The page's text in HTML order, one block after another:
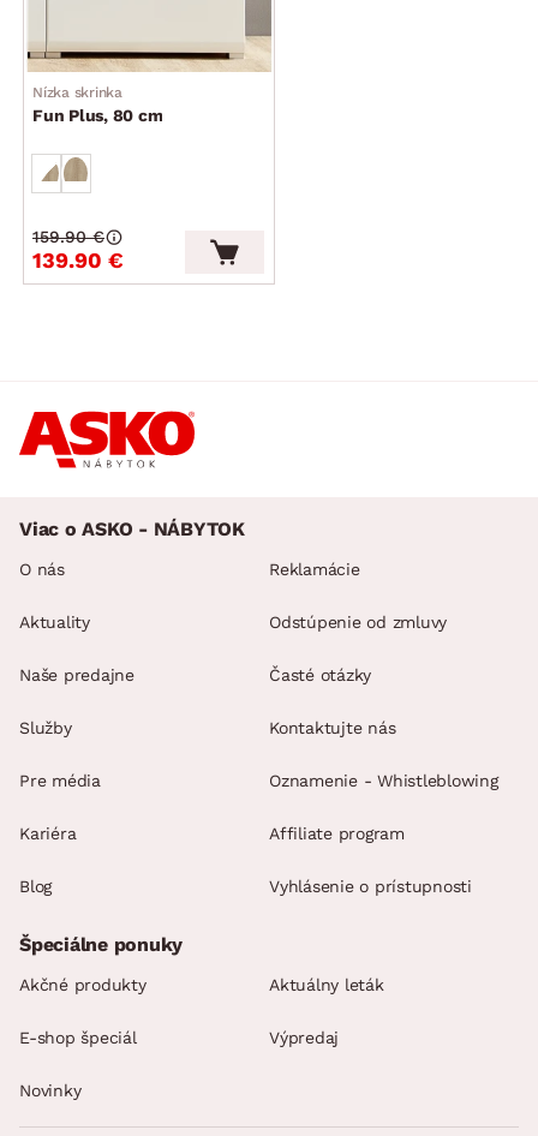
Nízka skrinka
Fun Plus, 80 cm
139.90 €
159.90 €
Viac o ASKO - NÁBYTOK
O nás
Aktuality
Naše predajne
Služby
Pre média
Kariéra
Blog
Reklamácie
Odstúpenie od zmluvy
Časté otázky
Kontaktujte nás
Oznamenie - Whistleblowing
Affiliate program
Vyhlásenie o prístupnosti
Špeciálne ponuky
Akčné produkty Aktuálny leták
E-shop špeciál Výpredaj
Novinky